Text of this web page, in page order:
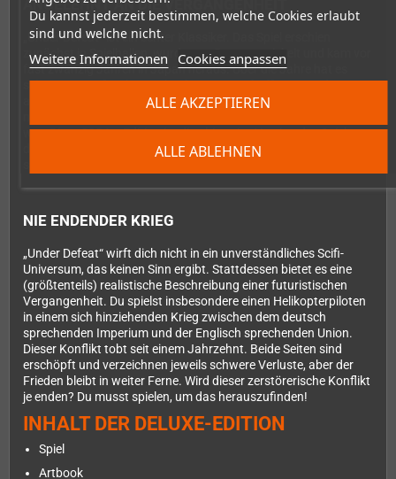
Du kannst jederzeit bestimmen, welche Cookies erlaubt
sind und welche nicht.
Weitere Informationen Cookies anpassen
ALLE ABLEHNEN
ALLE AKZEPTIEREN
ANGELEHNT AN DIE VERGANGENHEIT
„Under Defeat“ ist ein echter Klassiker. Das Spiel erschien
zunächst in Spielhallen, wurde von G.rev entwickelt und kam vor
fast zwanzig Jahren in Japan heraus. Über die Jahre hat es
seinen Weg auf mehrere Plattformen geschafft. Es wurde vor
allem im Jahr 2006 für die Dreamcast veröffentlicht – lange
war. Diese 2024er Edition ist die ultimative Version des Spiels,
darin sind alle früheren Inhalte enthalten, von Genre-Veteranen
NIE ENDENDER KRIEG
„Under Defeat“ wirft dich nicht in ein unverständliches Scifi-
Universum, das keinen Sinn ergibt. Stattdessen bietet es eine
(größtenteils) realistische Beschreibung einer futuristischen
Vergangenheit. Du spielst insbesondere einen Helikopterpiloten
in einem sich hinziehenden Krieg zwischen dem deutsch
sprechenden Imperium und der Englisch sprechenden Union.
Dieser Konflikt tobt seit einem Jahrzehnt. Beide Seiten sind
erschöpft und verzeichnen jeweils schwere Verluste, aber der
Frieden bleibt in weiter Ferne. Wird dieser zerstörerische Konflikt
je enden? Du musst spielen, um das herauszufinden!
INHALT DER DELUXE-EDITION
Spiel
Artbook